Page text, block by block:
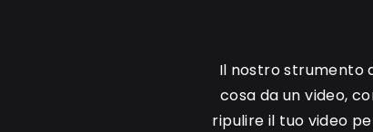
Il nostro strumento
cosa da un video,
ripulire il tuo video